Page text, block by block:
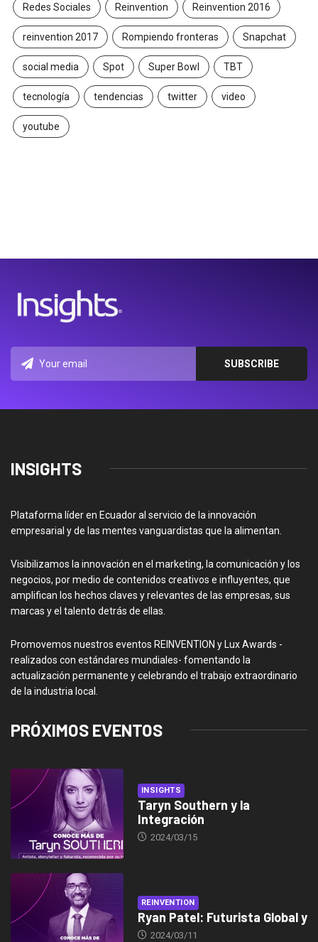
Redes Sociales Reinvention Reinvention 2016
reinvention 2017 Rompiendo fronteras Snapchat
social media Spot Super Bowl TBT
tecnología tendencias twitter video
youtube
INSIGHTS
Plataforma líder en Ecuador al servicio de la innovación
empresarial y de las mentes vanguardistas que la alimentan.
Visibilizamos la innovación en el marketing, la comunicación y los
negocios, por medio de contenidos creativos e influyentes, que
amplifican los hechos claves y relevantes de las empresas, sus
marcas y el talento detrás de ellas.
Promovemos nuestros eventos REINVENTION y Lux Awards -
realizados con estándares mundiales- fomentando la
actualización permanente y celebrando el trabajo extraordinario
de la industria local.
PRÓXIMOS EVENTOS
INSIGHTS
Taryn Southern y la
Integración
2024/03/15
REINVENTION
Ryan Patel: Futurista Global y
2024/03/11